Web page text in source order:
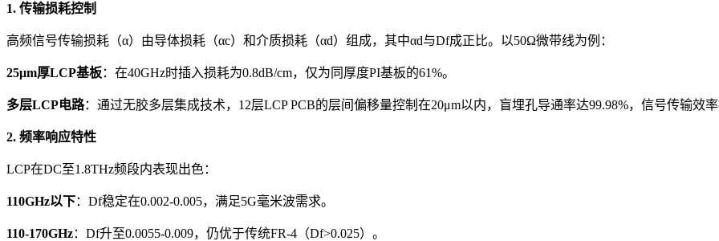
1. 传输损耗控制
高频信号传输损耗（α）由导体损耗（αc）和介质损耗（αd）组成，其中αd与Df成正比。以50Ω微带线为例：
25μm厚LCP基板：在40GHz时插入损耗为0.8dB/cm，仅为同厚度PI基板的61%。
多层LCP电路：通过无胶多层集成技术，12层LCP PCB的层间偏移量控制在20μm以内，盲埋孔导通率达99.98%，信号传输效
2. 频率响应特性
LCP在DC至1.8THz频段内表现出色：
110GHz以下：Df稳定在0.002-0.005，满足5G毫米波需求。
110-170GHz：Df升至0.0055-0.009，仍优于传统FR-4（Df>0.025）。